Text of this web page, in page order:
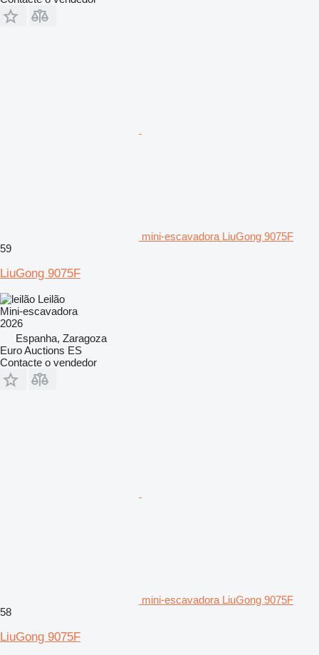
mini-escavadora LiuGong 9075F
59
LiuGong 9075F
Leilão
Mini-escavadora
2026
Espanha, Zaragoza
Euro Auctions ES
Contacte o vendedor
mini-escavadora LiuGong 9075F
58
LiuGong 9075F